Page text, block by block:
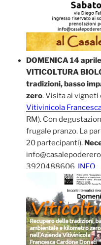
DOMENICA 14 aprile
VITICOLTURA
tradizioni, basso
zero. Visita ai vigneti
Vitivinicola
RM). Con
frugale pranzo. La
20 partecipanti).
3920488606 INFO